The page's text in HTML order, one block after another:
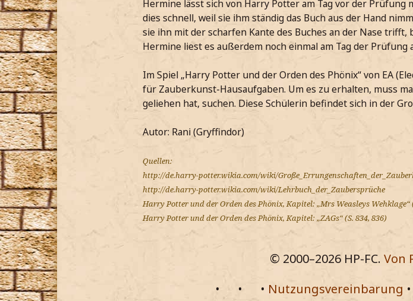
Hermine lässt sich von Harry Potter am Tag vor der
dies schnell, weil sie ihm ständig das Buch aus der Hand
sie ihn mit der scharfen Kante des Buches an der Nase trifft,
Hermine liest es außerdem noch einmal am Tag der Prüfung
Im Spiel „Harry Potter und der Orden des Phönix“ von EA
für Zauberkunst-Hausaufgaben. Um es zu erhalten, muss
geliehen hat, suchen. Diese Schülerin befindet sich in der
Autor: Rani (Gryffindor)
Quellen:
http://de.harry-potter.wikia.com/wiki/
http://de.harry-potter.wikia.com/wiki/Lehrbuch_der_Zaubersprüche
Harry Potter und der Orden des Phönix, Kapitel: „Mrs Weasleys Wehklage“
Harry Potter und der Orden des Phönix, Kapitel: „ZAGs“ (S. 834, 836)
© 2000–2026 HP-FC. Von
•
• • Nutzungsvereinbarung •